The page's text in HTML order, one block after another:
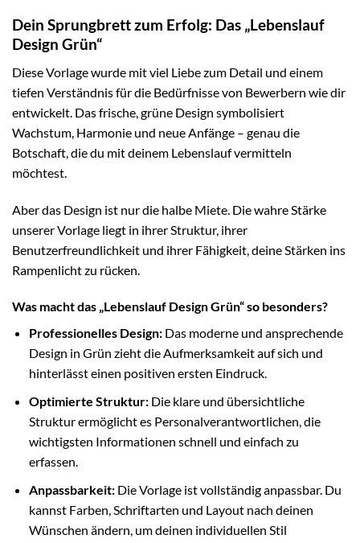
Dein Sprungbrett zum Erfolg: Das „Lebenslauf
Design Grün“
Diese Vorlage wurde mit viel Liebe zum Detail und einem
tiefen Verständnis für die Bedürfnisse von Bewerbern wie dir
entwickelt. Das frische, grüne Design symbolisiert
Wachstum, Harmonie und neue Anfänge – genau die
Botschaft, die du mit deinem Lebenslauf vermitteln
möchtest.
Aber das Design ist nur die halbe Miete. Die wahre Stärke
unserer Vorlage liegt in ihrer Struktur, ihrer
Benutzerfreundlichkeit und ihrer Fähigkeit, deine Stärken ins
Rampenlicht zu rücken.
Was macht das „Lebenslauf Design Grün“ so besonders?
Professionelles Design:Das moderne und ansprechende
Design in Grün zieht die Aufmerksamkeit auf sich und
hinterlässt einen positiven ersten Eindruck.
Optimierte Struktur:Die klare und übersichtliche
Struktur ermöglicht es Personalverantwortlichen, die
wichtigsten Informationen schnell und einfach zu
erfassen.
Anpassbarkeit:Die Vorlage ist vollständig anpassbar. Du
kannst Farben, Schriftarten und Layout nach deinen
Wünschen ändern, um deinen individuellen Stil